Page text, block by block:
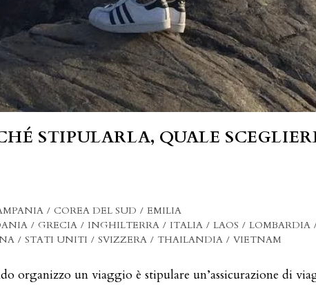
STIPULARLA, QUALE
/ COREA DEL SUD / EMILIA
/ GRECIA / INGHILTERRA / ITALIA / LAOS / LOMBARDIA
/ STATI UNITI / SVIZZERA / THAILANDIA / VIETNAM
organizzo un viaggio è stipulare un’assicurazione di